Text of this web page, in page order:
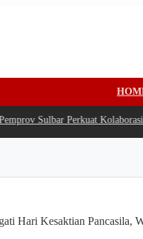
Sulbar Perkuat Kolaborasi
Hari Kesaktian Pancasila,